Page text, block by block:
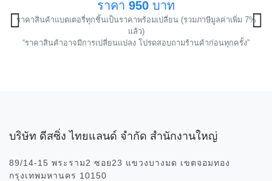
!
ราคา 950 บาท
ราคาสินค้าแบตเตอรี่ทุกชิ้นเป็นราคาพร้อมเปลี่ยน (รวมภาษีมูลค่าเพิ่ม 7%
แล้ว)
“ราคาสินค้าอาจมีการเปลี่ยนแปลง โปรดสอบถามร้านค้าก่อนทุกครั้ง”
บริษัท ดีสซิ่ง ไทยแลนด์ จำกัด สำนักงานใหญ่
89/14-15 พระราม2 ซอย23 แขวงบางมด เขตจอมทอง
กรุงเทพมหานคร 10150